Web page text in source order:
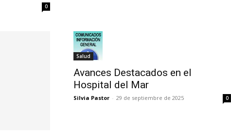
0
Salud
Avances Destacados en el
Hospital del Mar
Silvia Pastor - 29 de septiembre de 2025 0